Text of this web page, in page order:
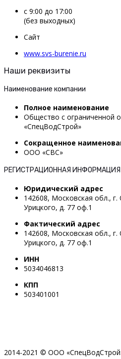
с 9:00 до 17:00
(без выходных)
Сайт
www.svs-burenie.ru
Наши реквизиты
Наименование компании
Полное наименование
Общество с ограниченной
«СпецВодСтрой»
Сокращенное
OOO «СВС»
РЕГИСТРАЦИОННАЯ ИНФОРМАЦИЯ
Юридический адрес
142608, Московская обл., г.
Урицкого, д. 77 оф.1
Фактический адрес
142608, Московская обл., г.
Урицкого, д. 77 оф.1
ИНН
5034046813
КПП
503401001
2014-2021 © ООО